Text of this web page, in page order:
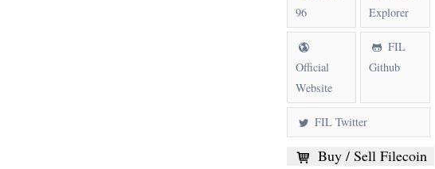
96
Explorer
Official
Website
FIL
Github
FIL Twitter
Buy / Sell Filecoin